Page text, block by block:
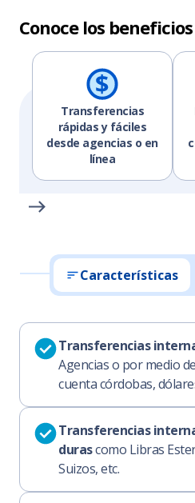
Conoce los
Transferencias
rápidas y fáciles
desde agencias o en
línea
Características
Transferencias
Agencias o por medio
cuenta córdobas,
Transferencias
durascomo Libras
Suizos, etc.